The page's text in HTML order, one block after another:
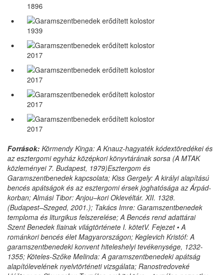
1896
1939
2017
2017
2017
2017
Források: Körmendy Kinga: A Knauz-hagyaték kódextöredékei és
az esztergomi egyház középkori könyvtárának sorsa (A MTAK
közleményei 7. Budapest, 1979)Esztergom és
Garamszentbenedek kapcsolata; Kiss Gergely: A királyi alapítású
bencés apátságok és az esztergomi érsek joghatósága az Árpád-
korban; Almási Tibor: Anjou–kori Oklevéltár. XII. 1328.
(Budapest–Szeged, 2001.); Takács Imre: Garamszentbenedek
temploma és liturgikus felszerelése; A Bencés rend adattárai
Szent Benedek fiainak világtörténete I. kötetV. Fejezet • A
románkori bencés élet Magyarországon; Keglevich Kristóf: A
garamszentbenedeki konvent hiteleshelyi tevékenysége, 1232-
1355; Köteles-Szőke Melinda: A garamszentbenedeki apátság
alapítólevelének nyelvtörténeti vizsgálata; Ranostredoveké